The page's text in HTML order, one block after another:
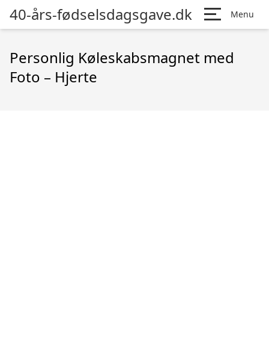
40-års-fødselsdagsgave.dk Menu
Personlig Køleskabsmagnet med
Foto – Hjerte